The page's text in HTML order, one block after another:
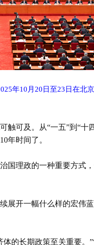
年10月20日至23日在北
触可及。从“一五”到“十
年时间了。
国理政的一种重要方式
展开一幅什么样的宏伟
的长期政策至关重要。